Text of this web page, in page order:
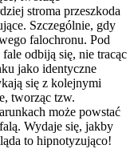
stroma przeszkoda
Szczególnie, gdy
falochronu. Pod
odbiją się, nie tracąc
jako identyczne
się z kolejnymi
tworząc tzw.
może powstać
Wydaje się, jakby
to hipnotyzująco!